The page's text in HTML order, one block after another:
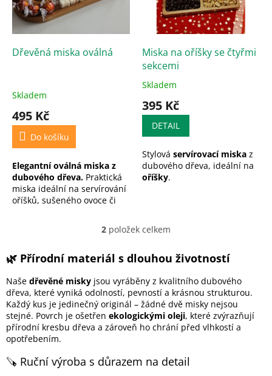
ůp
o
Dřevěná miska oválná
Skladem
495 Kč
Do košíku
Elegantní oválná miska z
dubového dřeva. Praktická
miska ideální na servírování
oříšků, sušeného ovoce či
Miska na oříšky se čtyřmi
sekcemi
Průměrné
produktu
5,0
5
hvězdiček.
Skladem
395 Kč
DETAIL
Stylová servírovací miska z
dubového dřeva, ideální na
oříšky.
Pokud si přejete
vygravírovat vlastní text,
a napište Váš požadovaný
kroku objednávky do pole
poznámka pro prodejce!!!
O
l
d
a
c
í
p
k
2 položek celkem
🌿 Přírodní materiál s dlouhou životností
Naše dřevěné misky jsou vyráběny z kvalitního dubového
dřeva, které vyniká odolností, pevností a krásnou strukturou.
Každý kus je jedinečný originál – žádné dvě misky nejsou
stejné. Povrch je ošetřen ekologickými oleji, které zvýrazňují
přírodní kresbu dřeva a zároveň ho chrání před vlhkostí a
opotřebením.
🪚 Ruční výroba s důrazem na detail